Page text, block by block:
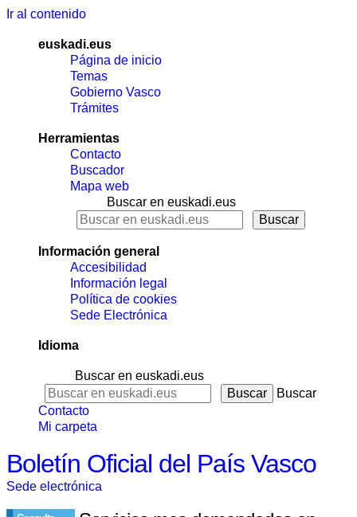
Ir al contenido
euskadi.eus
Página de inicio
Temas
Gobierno Vasco
Trámites
Herramientas
Contacto
Buscador
Mapa web
Buscar en euskadi.eus
Información general
Accesibilidad
Información legal
Política de cookies
Sede Electrónica
Idioma
Buscar en euskadi.eus
Buscar
Contacto
Mi carpeta
Boletín Oficial del País Vasco
Sede electrónica